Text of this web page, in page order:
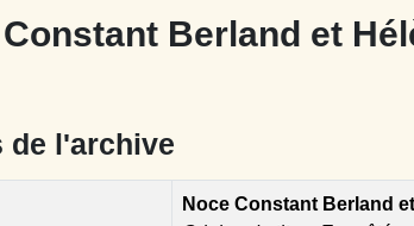
Berland et
de l'archive
Noce Constant Berland